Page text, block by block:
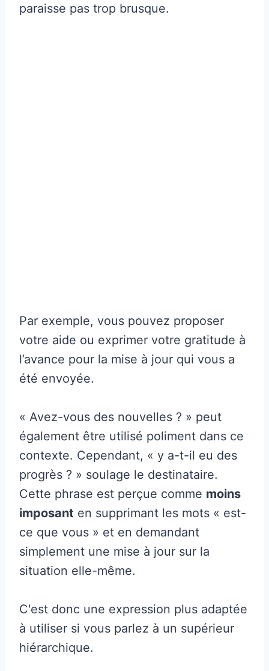
paraisse pas trop brusque.
Par exemple, vous pouvez proposer
votre aide ou exprimer votre gratitude à
l’avance pour la mise à jour qui vous a
été envoyée.
« Avez-vous des nouvelles ? » peut
également être utilisé poliment dans ce
contexte. Cependant, « y a-t-il eu des
progrès ? » soulage le destinataire.
Cette phrase est perçue comme moins
imposant en supprimant les mots « est-
ce que vous » et en demandant
simplement une mise à jour sur la
situation elle-même.
C'est donc une expression plus adaptée
à utiliser si vous parlez à un supérieur
hiérarchique.